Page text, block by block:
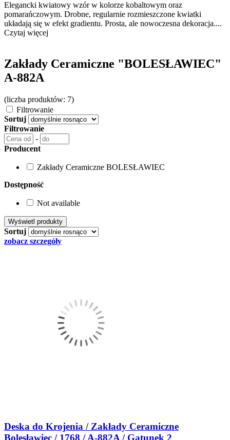
Elegancki kwiatowy wzór w kolorze kobaltowym oraz
pomarańczowym. Drobne, regularnie rozmieszczone kwiatki
układają się w efekt gradientu. Prosta, ale nowoczesna dekoracja....
Czytaj więcej
Zakłady Ceramiczne "BOLESŁAWIEC"
A-882A
(liczba produktów: 7)
Filtrowanie
Sortuj
Filtrowanie
-
Producent
Zakłady Ceramiczne BOLESŁAWIEC
Dostępność
Not available
Sortuj
zobacz szczegóły
Deska do Krojenia / Zakłady Ceramiczne
Bolesławiec / 1768 / A-882A / Gatunek 2